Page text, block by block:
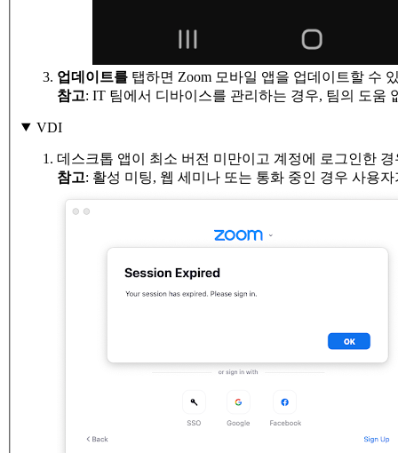
업데이트를 탭하면 Zoom 모바일 앱을 업데이트할 수
참고: IT 팀에서 디바이스를 관리하는 경우, 팀의 도움
VDI
데스크톱 앱이 최소 버전 미만이고 계정에 로그인한
참고: 활성 미팅, 웹 세미나 또는 통화 중인 경우 사용